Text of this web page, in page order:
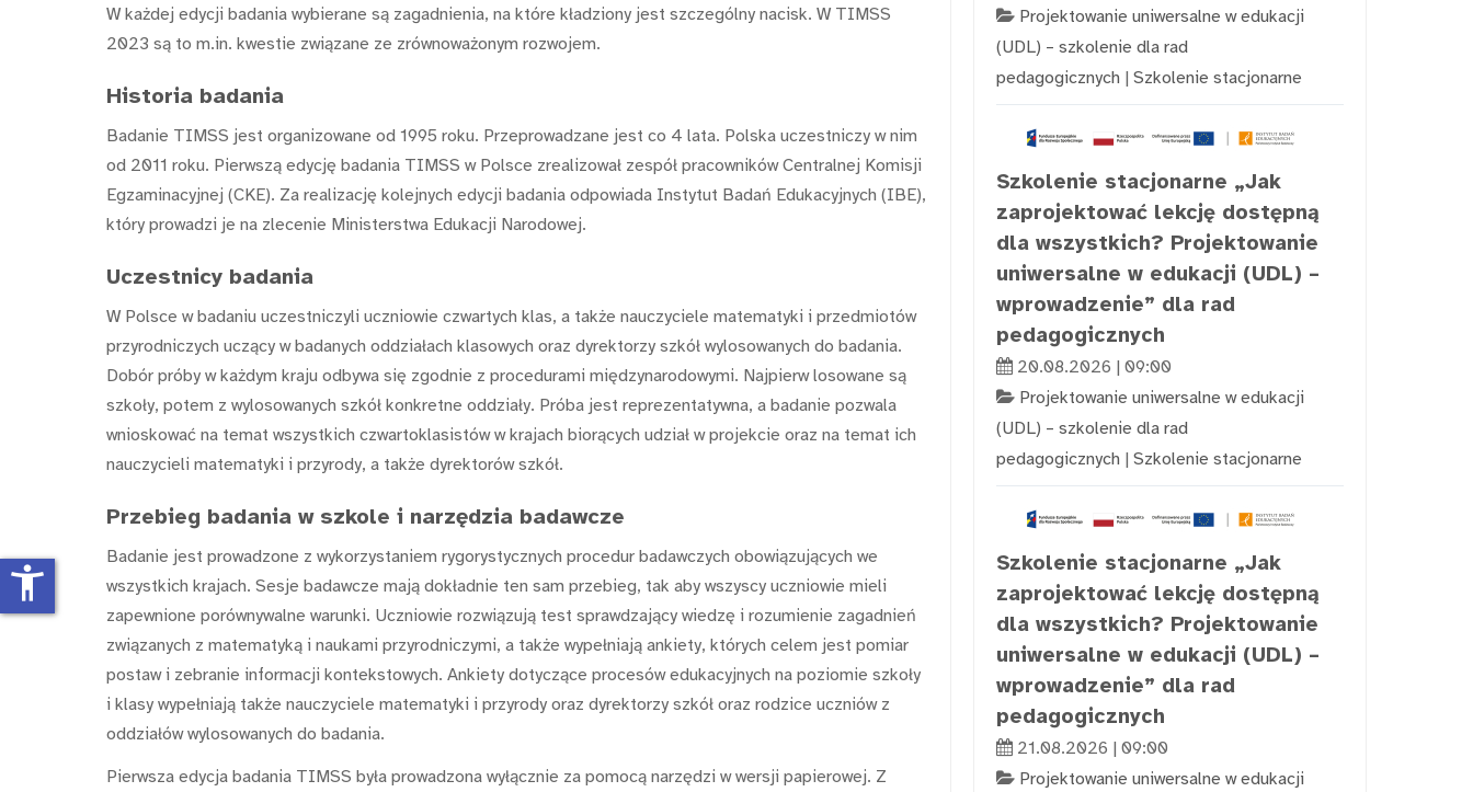
W każdej edycji badania wybierane są zagadnienia, na które kładziony jest szczególny nacisk. W TIMSS
2023 są to m.in. kwestie związane ze zrównoważonym rozwojem.
Historia badania
Badanie TIMSS jest organizowane od 1995 roku. Przeprowadzane jest co 4 lata. Polska uczestniczy w nim
od 2011 roku. Pierwszą edycję badania TIMSS w Polsce zrealizował zespół pracowników Centralnej Komisji
Egzaminacyjnej (CKE). Za realizację kolejnych edycji badania odpowiada Instytut Badań Edukacyjnych (IBE),
który prowadzi je na zlecenie Ministerstwa Edukacji Narodowej.
Uczestnicy badania
W Polsce w badaniu uczestniczyli uczniowie czwartych klas, a także nauczyciele matematyki i przedmiotów
przyrodniczych uczący w badanych oddziałach klasowych oraz dyrektorzy szkół wylosowanych do badania.
Dobór próby w każdym kraju odbywa się zgodnie z procedurami międzynarodowymi. Najpierw losowane są
szkoły, potem z wylosowanych szkół konkretne oddziały. Próba jest reprezentatywna, a badanie pozwala
wnioskować na temat wszystkich czwartoklasistów w krajach biorących udział w projekcie oraz na temat ich
nauczycieli matematyki i przyrody, a także dyrektorów szkół.
Przebieg badania w szkole i narzędzia badawcze
Badanie jest prowadzone z wykorzystaniem rygorystycznych procedur badawczych obowiązujących we
wszystkich krajach. Sesje badawcze mają dokładnie ten sam przebieg, tak aby wszyscy uczniowie mieli
zapewnione porównywalne warunki. Uczniowie rozwiązują test sprawdzający wiedzę i rozumienie zagadnień
związanych z matematyką i naukami przyrodniczymi, a także wypełniają ankiety, których celem jest pomiar
postaw i zebranie informacji kontekstowych. Ankiety dotyczące procesów edukacyjnych na poziomie szkoły
i klasy wypełniają także nauczyciele matematyki i przyrody oraz dyrektorzy szkół oraz rodzice uczniów z
oddziałów wylosowanych do badania.
Pierwsza edycja badania TIMSS była prowadzona wyłącznie za pomocą narzędzi w wersji papierowej. Z
Projektowanie uniwersalne w edukacji
(UDL) – szkolenie dla rad
pedagogicznych | Szkolenie stacjonarne
Szkolenie stacjonarne „Jak
zaprojektować lekcję dostępną
dla wszystkich? Projektowanie
uniwersalne w edukacji (UDL) –
wprowadzenie” dla rad
pedagogicznych
20.08.2026 | 09:00
Projektowanie uniwersalne w edukacji
(UDL) – szkolenie dla rad
pedagogicznych | Szkolenie stacjonarne
Szkolenie stacjonarne „Jak
zaprojektować lekcję dostępną
dla wszystkich? Projektowanie
uniwersalne w edukacji (UDL) –
wprowadzenie” dla rad
pedagogicznych
21.08.2026 | 09:00
Projektowanie uniwersalne w edukacji
accessibility_new